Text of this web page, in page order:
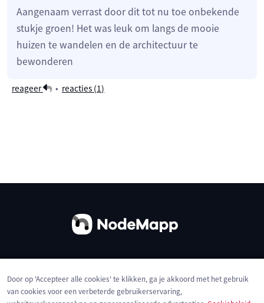
Aangenaam verrast door dit tot nu toe onbekende
stukje groen! Het was leuk om langs de mooie
huizen te wandelen en de architectuur te
bewonderen
reageer • reacties (1)
Privacybeleid Cookies
Door op 'Accepteer alle cookies' te klikken, ga je akkoord met het gebruik
van cookies voor een verbeterde gebruikerservaring,